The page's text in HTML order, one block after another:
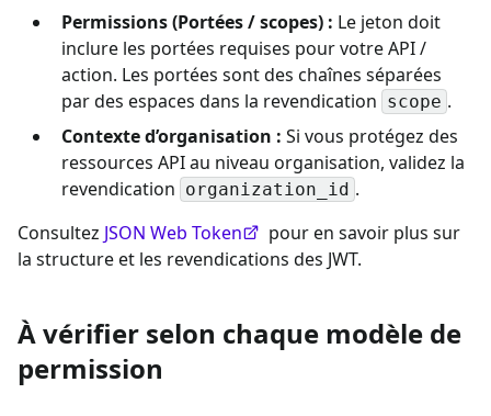
Permissions (Portées / scopes) : Le jeton doit
inclure les portées requises pour votre API /
action. Les portées sont des chaînes séparées
par des espaces dans la revendication scope .
Contexte d’organisation : Si vous protégez des
ressources API au niveau organisation, validez la
revendication organization_id .
Consultez JSON Web Token
pour en savoir plus sur
la structure et les revendications des JWT.
À vérifier selon chaque modèle de
permission